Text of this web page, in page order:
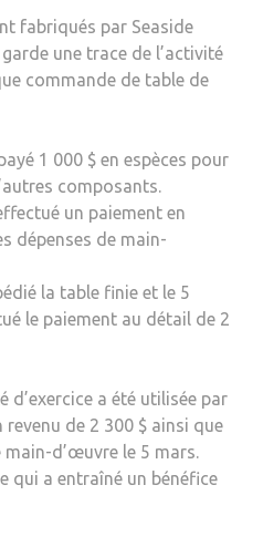
fabriqués par Seaside
une trace de l’activité
commande de table de
1 000 $ en espèces pour
composants.
un paiement en
dépenses de main-
la table finie et le 5
le paiement au détail de 2
d’exercice a été utilisée par
de 2 300 $ ainsi que
d’œuvre le 5 mars.
qui a entraîné un bénéfice